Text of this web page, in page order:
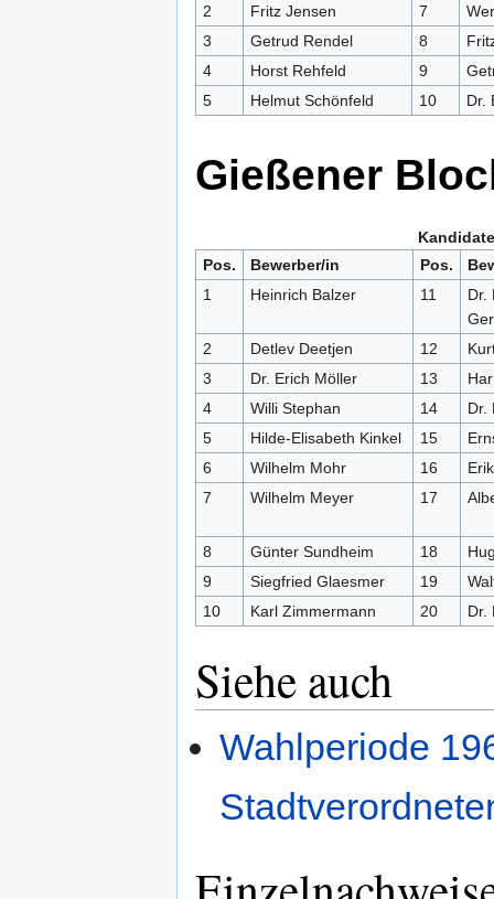
2
Fritz Jensen 7
3
Getrud Rendel 8
4
Horst Rehfeld 9
5
Helmut Schönfeld 10 Dr.
Gießener
Pos.
Bewerber/in Pos.
1
Heinrich Balzer 11
Dr.
2
Detlev Deetjen 12
3
Dr. Erich Möller 13
4
Willi Stephan 14
Dr.
5
Hilde-Elisabeth Kinkel 15
6
Wilhelm Mohr 16
7
Wilhelm Meyer 17
8 Günter Sundheim 18
9
Siegfried Glaesmer 19
10
Karl Zimmermann 20 Dr.
Siehe auch
Wahlperiode